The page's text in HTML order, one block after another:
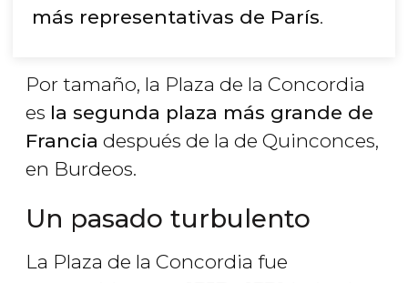
más representativas de París.
Por tamaño, la Plaza de la Concordia
es la segunda plaza más grande de
Francia después de la de Quinconces,
en Burdeos.
Un pasado turbulento
La Plaza de la Concordia fue